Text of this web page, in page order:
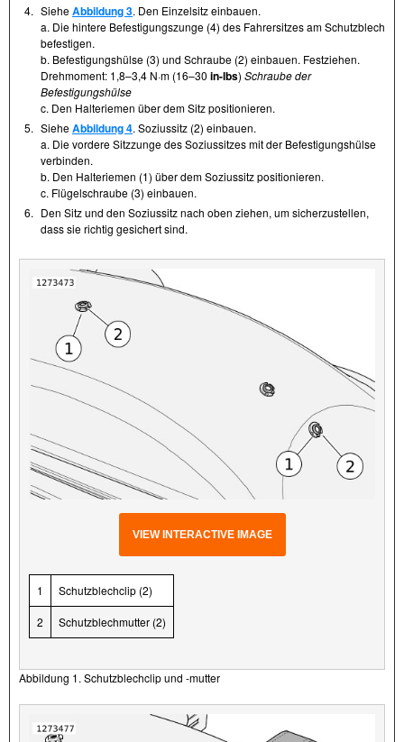
4. SieheAbbildung 3. Den Einzelsitz einbauen.
a. Die hintere Befestigungszunge (4) des Fahrersitzes am Schutzblech
befestigen.
b. Befestigungshülse (3) und Schraube (2) einbauen. Festziehen.
Drehmoment: 1,8–3,4 N·m (16–30 in-lbs) Schraube der
Befestigungshülse
c. Den Halteriemen über dem Sitz positionieren.
5. SieheAbbildung 4. Soziussitz (2) einbauen.
a. Die vordere Sitzzunge des Soziussitzes mit der Befestigungshülse
verbinden.
b. Den Halteriemen (1) über dem Soziussitz positionieren.
c. Flügelschraube (3) einbauen.
6. Den Sitz und den Soziussitz nach oben ziehen, um sicherzustellen,
dass sie richtig gesichert sind.
VIEW INTERACTIVE IMAGE
1 Schutzblechclip (2)
2 Schutzblechmutter (2)
Abbildung 1. Schutzblechclip und -mutter